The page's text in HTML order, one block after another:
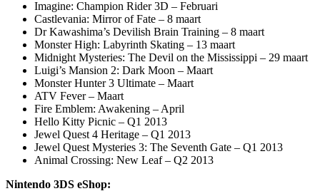
Imagine: Champion Rider 3D – Februari
Castlevania: Mirror of Fate – 8 maart
Dr Kawashima’s Devilish Brain Training – 8 maart
Monster High: Labyrinth Skating – 13 maart
Midnight Mysteries: The Devil on the Mississippi – 29 maart
Luigi’s Mansion 2: Dark Moon – Maart
Monster Hunter 3 Ultimate – Maart
ATV Fever – Maart
Fire Emblem: Awakening – April
Hello Kitty Picnic – Q1 2013
Jewel Quest 4 Heritage – Q1 2013
Jewel Quest Mysteries 3: The Seventh Gate – Q1 2013
Animal Crossing: New Leaf – Q2 2013
Nintendo 3DS eShop: